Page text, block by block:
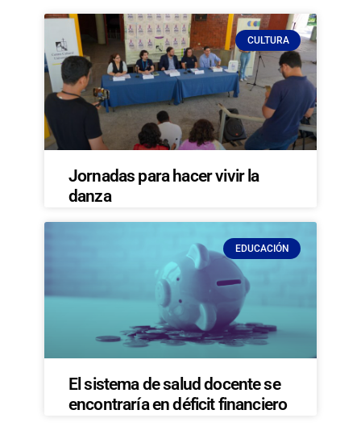
CULTURA
Jornadas para hacer vivir la
danza
EDUCACIÓN
El sistema de salud docente se
encontraría en déficit financiero